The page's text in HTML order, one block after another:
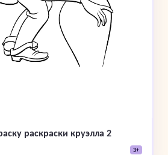
раскраски круэлла 2
3+